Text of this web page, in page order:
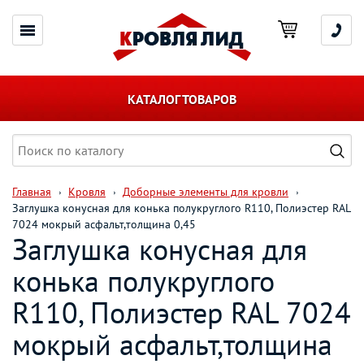
КАТАЛОГ ТОВАРОВ
Главная Кровля
Доборные элементы для кровли
Заглушка конусная для конька полукруглого R110, Полиэстер RAL
7024 мокрый асфальт,толщина 0,45
Заглушка конусная для
конька полукруглого
R110, Полиэстер RAL 7024
мокрый асфальт,толщина